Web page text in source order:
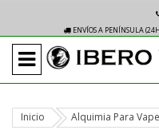
ENVÍOS A PENÍNSULA
Inicio Alquimia Para Vape